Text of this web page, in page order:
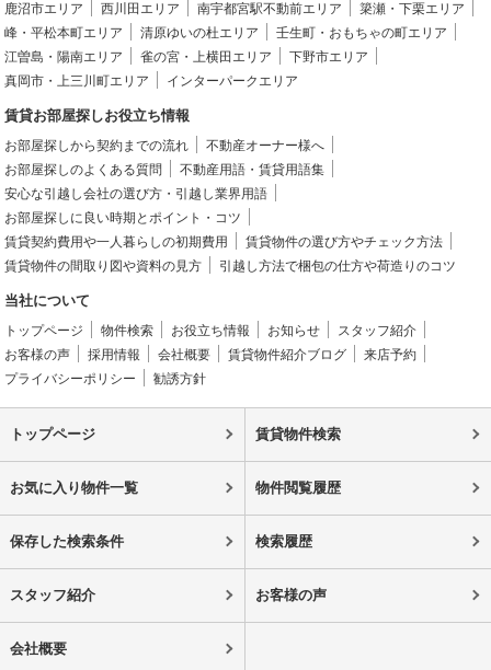
鹿沼市エリア
西川田エリア 南宇都宮駅不動前エリア
簗瀬・下栗エリア
峰・平松本町エリア
清原ゆいの杜エリア
壬生町・おもちゃの町エリア
江曽島・陽南エリア
雀の宮・上横田エリア
下野市エリア
真岡市・上三川町エリア
インターパークエリア
賃貸お部屋探しお役立ち情報
お部屋探しから契約までの流れ
不動産オーナー様へ
お部屋探しのよくある質問
不動産用語・賃貸用語集
安心な引越し会社の選び方・引越し業界用語
お部屋探しに良い時期とポイント・コツ
賃貸契約費用や一人暮らしの初期費用
賃貸物件の選び方やチェック方法
賃貸物件の間取り図や資料の見方
引越し方法で梱包の仕方や荷造りのコツ
当社について
トップページ 物件検索 お役立ち情報 お知らせ
スタッフ紹介
お客様の声
採用情報 会社概要 賃貸物件紹介ブログ
来店予約
プライバシーポリシー
勧誘方針
トップページ 賃貸物件検索
お気に入り物件一覧 物件閲覧履歴
保存した検索条件 検索履歴
スタッフ紹介 お客様の声
会社概要